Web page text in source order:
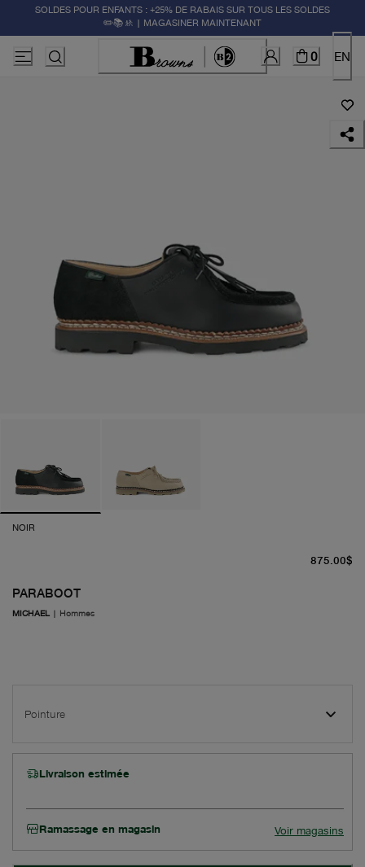
SOLDES POUR ENFANTS : +25% DE RABAIS SUR TOUS LES SOLDES
✏️📚🚸 | MAGASINER MAINTENANT
0 EN
NOIR
PARABOOT
MICHAEL | Hommes
875.00$
Pointure
Livraison estimée
Ramassage en magasin Voir magasins